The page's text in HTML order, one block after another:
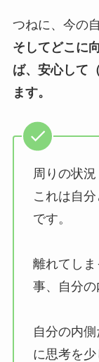
つねに、今の
そしてどこに
ば、安心して
ます。
周りの状況
これは自
です。
離れてしま
事、自分の
自分の内
に思考を